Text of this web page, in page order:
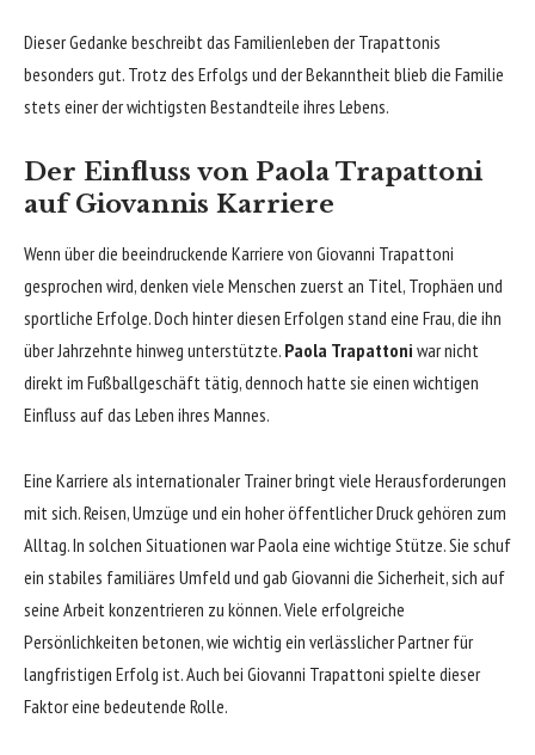
Dieser Gedanke beschreibt das Familienleben der Trapattonis
besonders gut. Trotz des Erfolgs und der Bekanntheit blieb die Familie
stets einer der wichtigsten Bestandteile ihres Lebens.
Der Einfluss von Paola Trapattoni
auf Giovannis Karriere
Wenn über die beeindruckende Karriere von Giovanni Trapattoni
gesprochen wird, denken viele Menschen zuerst an Titel, Trophäen und
sportliche Erfolge. Doch hinter diesen Erfolgen stand eine Frau, die ihn
über Jahrzehnte hinweg unterstützte. Paola Trapattoni war nicht
direkt im Fußballgeschäft tätig, dennoch hatte sie einen wichtigen
Einfluss auf das Leben ihres Mannes.
Eine Karriere als internationaler Trainer bringt viele Herausforderungen
mit sich. Reisen, Umzüge und ein hoher öffentlicher Druck gehören zum
Alltag. In solchen Situationen war Paola eine wichtige Stütze. Sie schuf
ein stabiles familiäres Umfeld und gab Giovanni die Sicherheit, sich auf
seine Arbeit konzentrieren zu können. Viele erfolgreiche
Persönlichkeiten betonen, wie wichtig ein verlässlicher Partner für
langfristigen Erfolg ist. Auch bei Giovanni Trapattoni spielte dieser
Faktor eine bedeutende Rolle.